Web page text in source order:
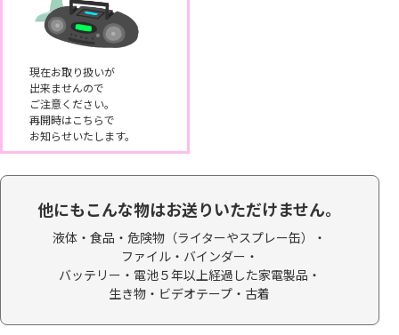
現在お取り扱いが
出来ませんので
ご注意ください。
再開時はこちらで
お知らせいたします。
他にもこんな物はお送りいただけません。
液体・食品・ 危険物（ライターやスプレー缶）・
ファイル・バインダー・
バッテリー・電池５年以上経過した家電製品・
生き物・ビデオテープ・ 古着